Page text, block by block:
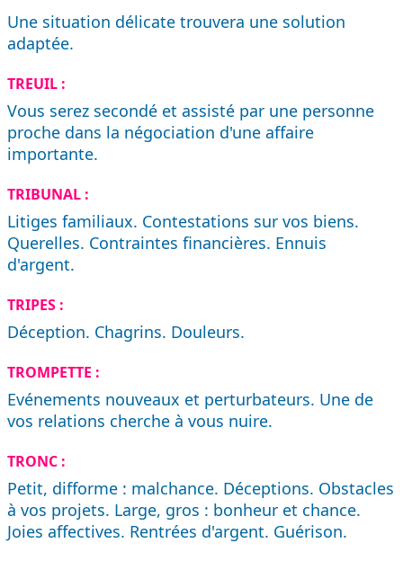
Une situation délicate trouvera une solution
adaptée.
TREUIL :
Vous serez secondé et assisté par une personne
proche dans la négociation d'une affaire
importante.
TRIBUNAL :
Litiges familiaux. Contestations sur vos biens.
Querelles. Contraintes financières. Ennuis
d'argent.
TRIPES :
Déception. Chagrins. Douleurs.
TROMPETTE :
Evénements nouveaux et perturbateurs. Une de
vos relations cherche à vous nuire.
TRONC :
Petit, difforme : malchance. Déceptions. Obstacles
à vos projets. Large, gros : bonheur et chance.
Joies affectives. Rentrées d'argent. Guérison.